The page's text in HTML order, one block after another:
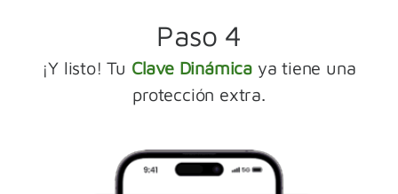
Paso 4
¡Y listo! Tu Clave Dinámica ya tiene una
protección extra.